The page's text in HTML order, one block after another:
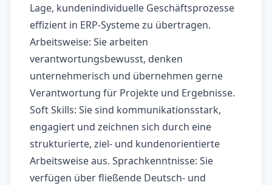
Lage, kundenindividuelle Geschäftsprozesse
effizient in ERP-Systeme zu übertragen.
Arbeitsweise: Sie arbeiten
verantwortungsbewusst, denken
unternehmerisch und übernehmen gerne
Verantwortung für Projekte und Ergebnisse.
Soft Skills: Sie sind kommunikationsstark,
engagiert und zeichnen sich durch eine
strukturierte, ziel- und kundenorientierte
Arbeitsweise aus. Sprachkenntnisse: Sie
verfügen über fließende Deutsch- und